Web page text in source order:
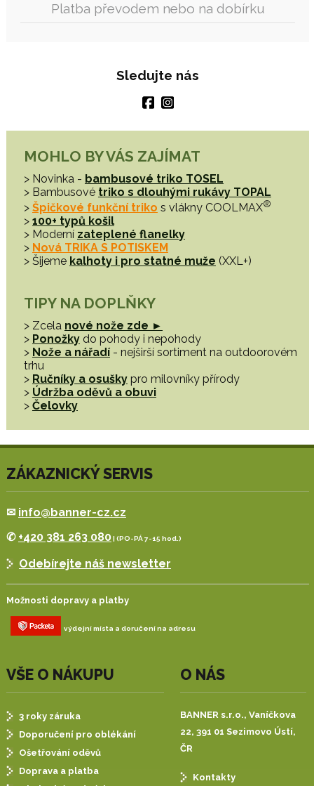
Platba převodem nebo na dobírku
Sledujte nás
MOHLO BY VÁS ZAJÍMAT
> Novinka - bambusové triko TOSEL
> Bambusové triko s dlouhými rukávy TOPAL
> Špičkové funkční triko s vlákny COOLMAX®
> 100+ typů košil
> Moderní zateplené flanelky
> Nová TRIKA S POTISKEM
> Šijeme kalhoty i pro statné muže (XXL+)
TIPY NA DOPLŇKY
> Zcela nové nože zde ►
> Ponožkydo pohody i nepohody
> Nože a nářadí- nejširší sortiment na outdoorovém
trhu
> Ručníky a osušky pro milovníky přírody
> Údržba oděvů a obuvi
> Čelovky
ZÁKAZNICKÝ SERVIS
✉ info@banner-cz.cz
✆ +420 381 263 080| (PO-PÁ 7-15 hod.)
Odebírejte náš newsletter
Možnosti dopravy a platby
výdejní místa a doručení na adresu
VŠE O NÁKUPU
3 roky záruka
Doporučení pro oblékání
Ošetřování oděvů
Doprava a platba
O NÁS
BANNER s.r.o., Vaníčkova
22, 391 01 Sezimovo Ústí,
ČR
Kontakty